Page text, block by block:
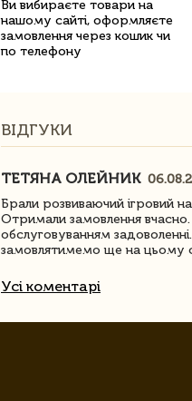
Ви вибираєте товари на
нашому сайті, оформляєте
замовлення через кошик чи
по телефону
ВІДГУКИ
ТЕТЯНА ОЛЕЙНИК
Брали розвиваючий ігровий
Отримали замовлення
обслуговуванням
замовлятимемо ще на цьому
Усі коментарі